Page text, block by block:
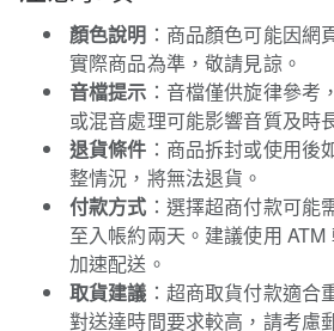
顏色說明 ：商品顏色可能因
實際商品為準，敬請見諒。
音檔提示 ：音檔僅供旋律參
或混音處理可能影響音質及時
退貨條件 ：商品拆封或使用
整情況，將無法退貨。
付款方式 ：選擇超商付款可
至入帳約兩天。建議使用
加速配送。
取貨建議 ：超商取貨付款適
對送達時間要求較高，請考慮